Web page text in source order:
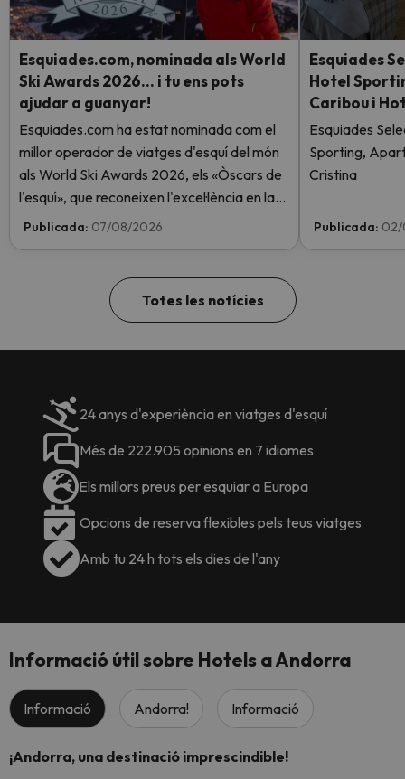
Esquiades.com, nominada als World
Ski Awards 2026… i tu ens pots
ajudar a guanyar!
Esquiades.com ha estat nominada com el
millor operador de viatges d'esquí del món
als World Ski Awards 2026, els «Òscars de
l'esquí», que reconeixen l'excel·lència en la
indústria de l'esquí. Vota ara i ajuda'ns a
Publicada: 07/08/2026
Esquiades
Hotel
Caribou i
Esquiades
Sporting,
Cristina
Publicada:
Totes les notícies
24 anys d'experiència en viatges d'esquí
Més de 222.905 opinions en 7 idiomes
Els millors preus per esquiar a Europa
Opcions de reserva flexibles pels teus viatges
Amb tu 24 h tots els dies de l'any
Informació útil sobre Hotels a Andorra
Informació Andorra! Informació
¡Andorra, una destinació imprescindible!